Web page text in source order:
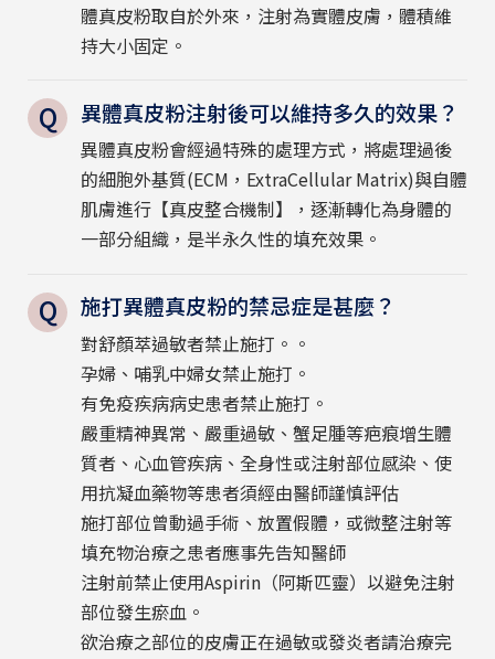
體真皮粉取自於外來，注射為實體皮膚，體積維
持大小固定。
異體真皮粉注射後可以維持多久的效果？
異體真皮粉會經過特殊的處理方式，將處理過後
的細胞外基質(ECM，ExtraCellular Matrix)與自體
肌膚進行【真皮整合機制】，逐漸轉化為身體的
一部分組織，是半永久性的填充效果。
施打異體真皮粉的禁忌症是甚麼？
對舒顏萃過敏者禁止施打。。
孕婦、哺乳中婦女禁止施打。
有免疫疾病病史患者禁止施打。
嚴重精神異常、嚴重過敏、蟹足腫等疤痕增生體
質者、心血管疾病、全身性或注射部位感染、使
用抗凝血藥物等患者須經由醫師謹慎評估
施打部位曾動過手術、放置假體，或微整注射等
填充物治療之患者應事先告知醫師
注射前禁止使用Aspirin（阿斯匹靈）以避免注射
部位發生瘀血。
欲治療之部位的皮膚正在過敏或發炎者請治療完